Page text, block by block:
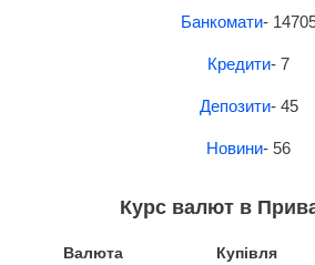
Банкомати-
Кредити- 7
Депозити- 45
Новини- 56
Курс валют в
Валюта Купівля